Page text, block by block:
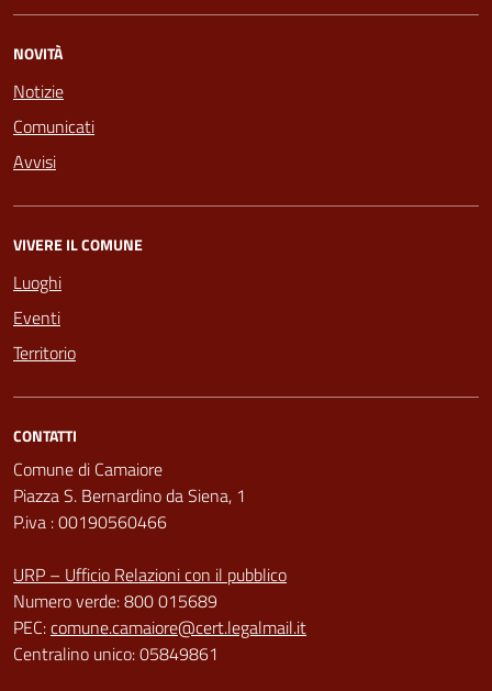
NOVITÀ
Notizie
Comunicati
Avvisi
VIVERE IL COMUNE
Luoghi
Eventi
Territorio
CONTATTI
Comune di Camaiore
Piazza S. Bernardino da Siena, 1
P.iva : 00190560466
URP – Ufficio Relazioni con il pubblico
Numero verde: 800 015689
PEC:comune.camaiore@cert.legalmail.it
Centralino unico: 05849861